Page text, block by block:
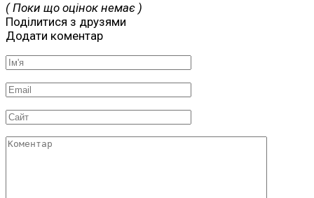
( Поки що оцінок немає )
Поділитися з друзями
Додати коментар
Ім'я
Email
Сайт
Коментар